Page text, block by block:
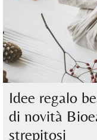
Idee regalo
di novità
strepitosi